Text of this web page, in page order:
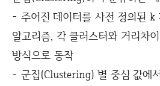
- 주어진 데이터를 사전 정의된 k
알고리즘, 각 클러스터와 거리차
방식으로 동작
- 군집(Clustering) 별 중심 값에